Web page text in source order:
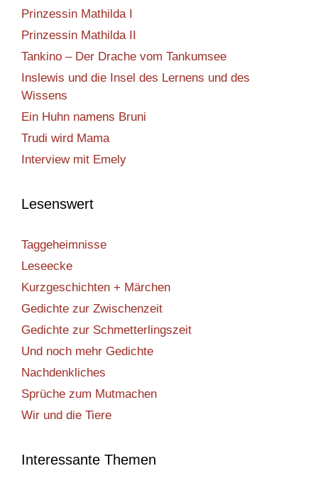
Prinzessin Mathilda I
Prinzessin Mathilda II
Tankino – Der Drache vom Tankumsee
Inslewis und die Insel des Lernens und des
Wissens
Ein Huhn namens Bruni
Trudi wird Mama
Interview mit Emely
Lesenswert
Taggeheimnisse
Leseecke
Kurzgeschichten + Märchen
Gedichte zur Zwischenzeit
Gedichte zur Schmetterlingszeit
Und noch mehr Gedichte
Nachdenkliches
Sprüche zum Mutmachen
Wir und die Tiere
Interessante Themen